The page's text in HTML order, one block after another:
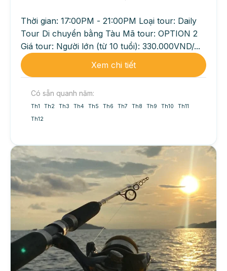
Thời gian: 17:00PM - 21:00PM Loại tour: Daily
Tour Di chuyển bằng Tàu Mã tour: OPTION 2
Giá tour: Người lớn (từ 10 tuổi): 330.000VND/...
Xem chi tiết
Có sẵn quanh năm:
Th1 Th2 Th3 Th4 Th5 Th6 Th7 Th8 Th9 Th10
Th11
Th12